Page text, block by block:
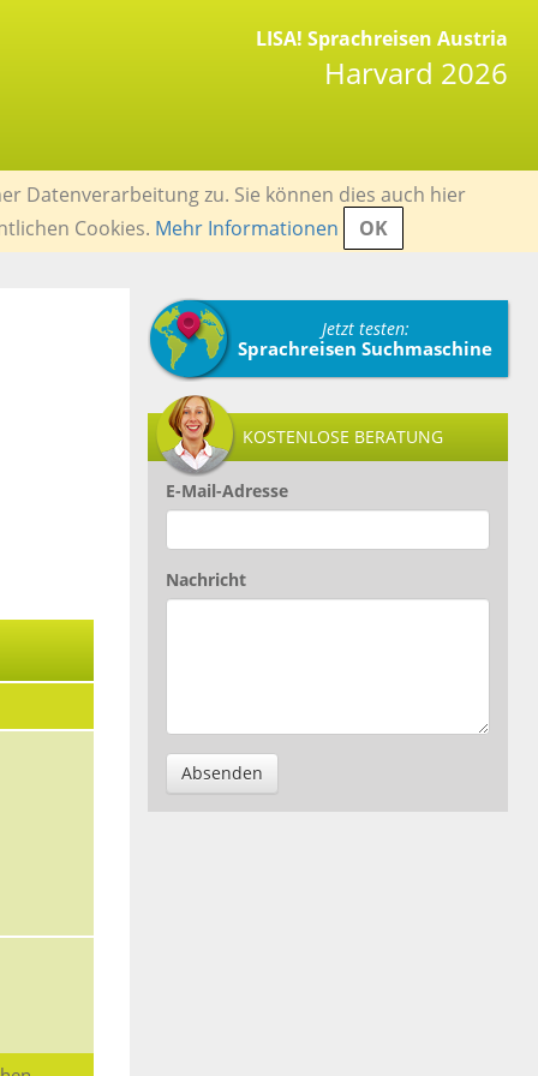
LISA! Sprachreisen Austria
Harvard 2026
Datenverarbeitung zu. Sie können dies auch hier
Cookies. Mehr Informationen OK
Jetzt testen:
Sprachreisen Suchmaschine
KOSTENLOSE BERATUNG
E-Mail-Adresse
Nachricht
Absenden